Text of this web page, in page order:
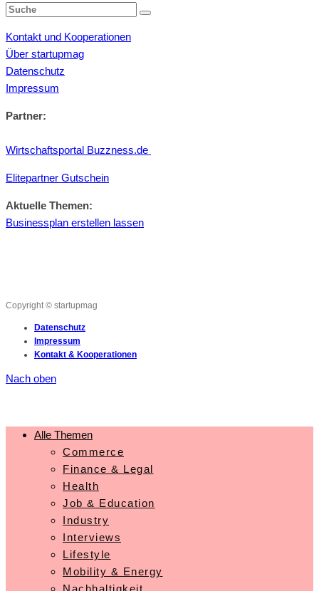
Kontakt und Kooperationen
Über startupmag
Datenschutz
Impressum
Partner:
Wirtschaftsportal Buzzness.de
Elitepartner Gutschein
Aktuelle Themen:
Businessplan erstellen lassen
Copyright © startupmag
Datenschutz
Impressum
Kontakt & Kooperationen
Nach oben
Alle Themen
Commerce
Finance & Legal
Health
Job & Education
Industry
Interviews
Lifestyle
Mobility & Energy